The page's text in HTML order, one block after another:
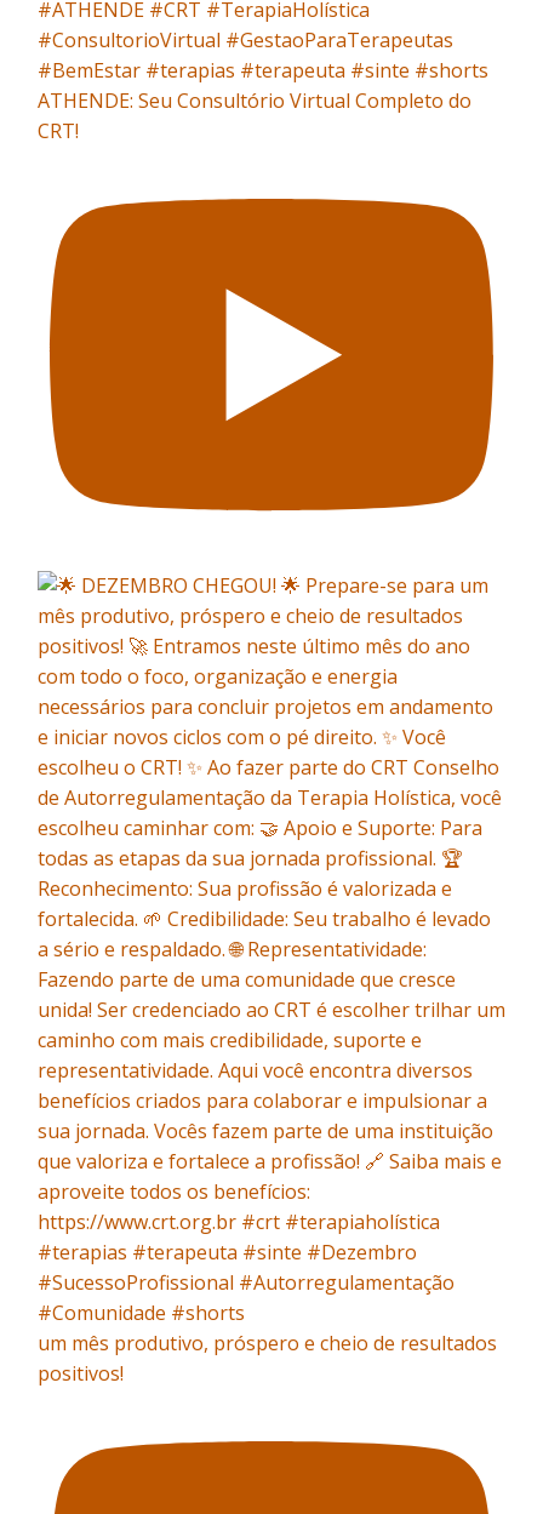
ATHENDE: Seu Consultório Virtual Completo do
CRT!
um mês produtivo, próspero e cheio de resultados
positivos!